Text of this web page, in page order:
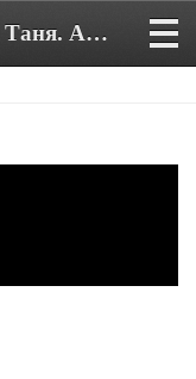
Гражданин Топинамбур: Таня. Аккорды и текст песни